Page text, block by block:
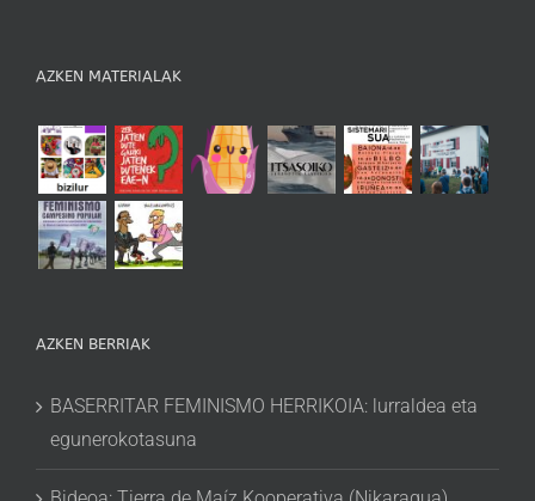
AZKEN MATERIALAK
AZKEN BERRIAK
BASERRITAR FEMINISMO HERRIKOIA: lurraldea eta
egunerokotasuna